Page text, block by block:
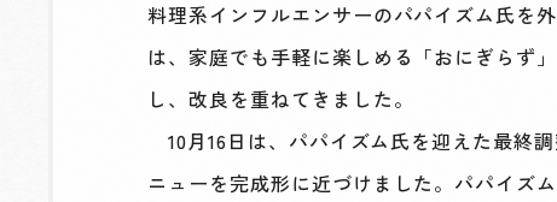
料理系インフルエンサーのパパイズム氏を
は、家庭でも手軽に楽しめる「おにぎらず
し、改良を重ねてきました。
10月16日は、パパイズム氏を迎えた最終
ニューを完成形に近づけました。パパイズ